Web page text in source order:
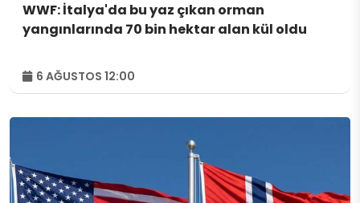
WWF: İtalya'da bu yaz çıkan orman
yangınlarında 70 bin hektar alan kül oldu
6 AĞUSTOS 12:00